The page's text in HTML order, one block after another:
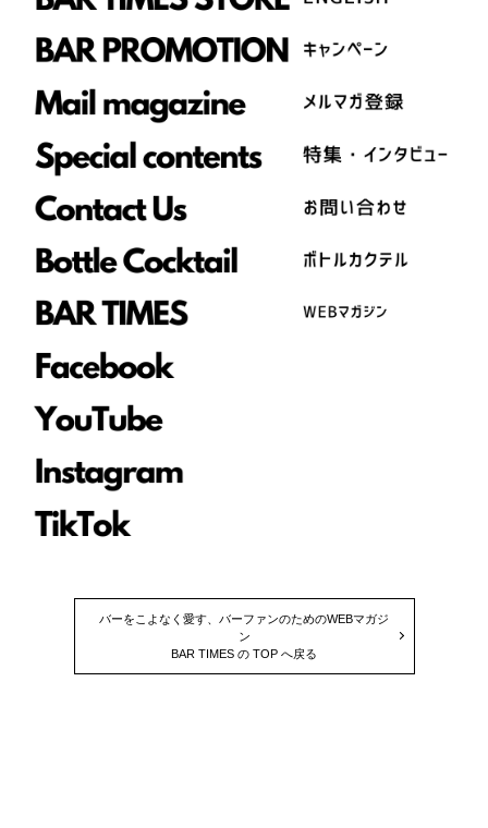
バーをこよなく愛す、バーファンのためのWEBマガジ
ン
BAR TIMES の TOP へ戻る